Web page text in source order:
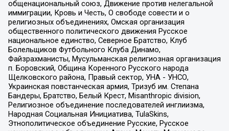
общенациональный союз, Движение против нелегальной
иммиграции, Кровь и Честь, О свободе совести и о
религиозных объединениях, Омская организация
общественного политического движения Русское
национальное единство, Северное Братство, Клуб
Болельщиков Футбольного Клуба Динамо,
Файзрахманисты, Мусульманская религиозная организация
п. Боровский, Община Коренного Русского народа
Щелковского района, Правый сектор, УНА - УНСО,
Украинская повстанческая армия, Тризуб им. Степана
Бандеры, Братство, Белый Крест, Misanthropic division,
Религиозное объединение последователей инглиизма,
Народная Социальная Инициатива, TulaSkins,
Этнополитическое объединение Русские, Русское